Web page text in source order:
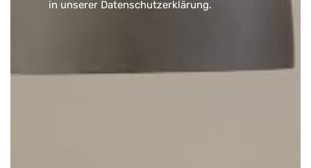
in unserer Datenschutzerklärung.